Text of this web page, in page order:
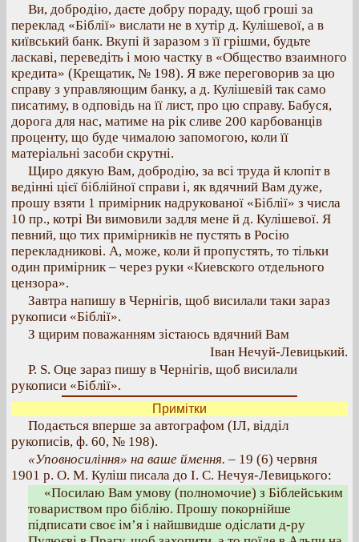
Ви, добродію, даєте добру пораду, щоб гроші за
переклад «Біблії» вислати не в хутір д. Кулішевої, а в
київський банк. Вкупі й заразом з її грішми, будьте
ласкаві, переведіть і мою частку в «Общество взаимного
кредита» (Крещатик, № 198). Я вже переговорив за цю
справу з управляющим банку, а д. Кулішевій так само
писатиму, в одповідь на її лист, про цю справу. Бабуся,
дорога для нас, матиме на рік сливе 200 карбованців
проценту, що буде чималою запомогою, коли її
матеріальні засоби скрутні.
Щиро дякую Вам, добродію, за всі труда й клопіт в
ведінні цієї біблійної справи і, як вдячний Вам дуже,
прошу взяти 1 примірник надрукованої «Біблії» з числа
10 пр., котрі Ви вимовили задля мене й д. Кулішевої. Я
певний, що тих примірників не пустять в Росію
перекладникові. А, може, коли й пропустять, то тільки
один примірник – через руки «Киевского отдельного
цензора».
Завтра напишу в Чернігів, щоб висилали таки зараз
рукописи «Біблії».
З щирим поважанням зістаюсь вдячний Вам
Іван Нечуй-Левицький.
P. S. Оце зараз пишу в Чернігів, щоб висилали
рукописи «Біблії».
Примітки
Подається вперше за автографом (ІЛ, відділ
рукописів, ф. 60, № 198).
«Уповносиління» на ваше ймення. – 19 (6) червня
1901 р. О. М. Куліш писала до І. С. Нечуя-Левицького:
«Посилаю Вам умову (полномочие) з Біблейським
товариством про біблію. Прошу покорнійше
підписати своє ім’я і найшвидше одіслати д-ру